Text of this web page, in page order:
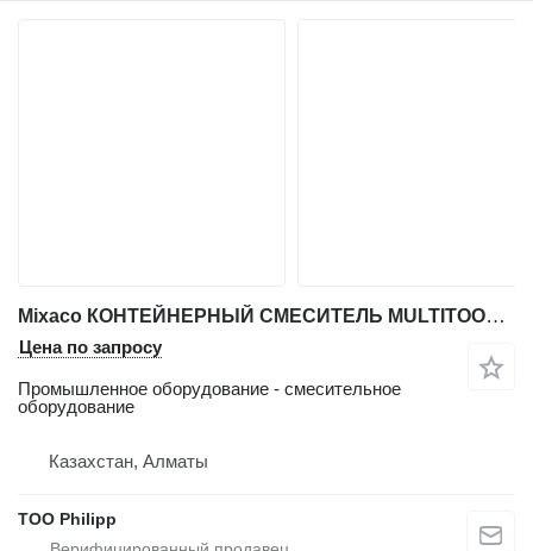
Mixaco КОНТЕЙНЕРНЫЙ СМЕСИТЕЛЬ MULTITOOL™
Цена по запросу
Промышленное оборудование - смесительное
оборудование
Казахстан, Алматы
ТОО Philipp